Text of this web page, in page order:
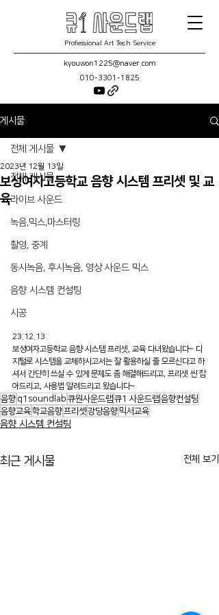
Professional Art Tech Service
kyouwon1225@naver.com
010-3301-1825
게시물
전체 게시물
라이브 사운드
녹음,믹스,마스터링
촬영, 중계
동시녹음, 후시녹음, 영상 사운드 믹스
음향 시스템 컨설팅
시공
전체 게시물
보성여자고등학교 음향 시스템 프리셋 및 교
육
2023년 12월 13일
23.12.13
보성여자고등학교 음향 시스템 프리셋, 교육 다녀왔습니다~ 디
지털로 시스템을 교체하시고서는 잘 활용하실 줄 모르신다고 하
셔서 간단히 쓰실 수 있게 문제도 좀 해결해드리고, 프리셋 씬 잡
아드리고, 사용법 알려드리고 왔습니다~
음향 q1soundlab 큐원사운드랩큐1 사운드랩음향컨설팅
음향교육학교음향 프리셋강당음향 믹서교육
음향 시스템 컨설팅
최근 게시물 전체 보기